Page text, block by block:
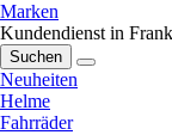
Marken
Kundendienst in
Suchen
Neuheiten
Helme
Fahrräder